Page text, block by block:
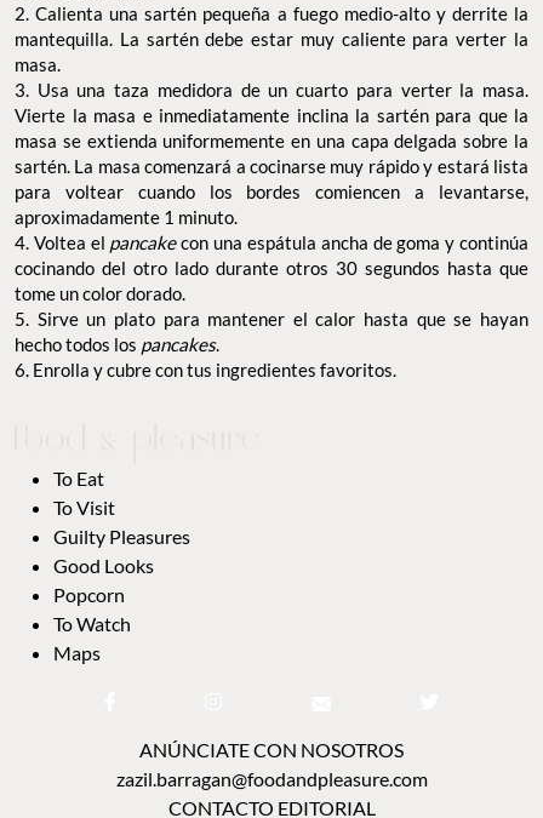
2. Calienta una sartén pequeña a fuego medio-alto y derrite la
mantequilla. La sartén debe estar muy caliente para verter la
masa.
3. Usa una taza medidora de un cuarto para verter la masa.
Vierte la masa e inmediatamente inclina la sartén para que la
masa se extienda uniformemente en una capa delgada sobre la
sartén. La masa comenzará a cocinarse muy rápido y estará lista
para voltear cuando los bordes comiencen a levantarse,
aproximadamente 1 minuto.
4. Voltea el pancakecon una espátula ancha de goma y continúa
cocinando del otro lado durante otros 30 segundos hasta que
tome un color dorado.
5. Sirve un plato para mantener el calor hasta que se hayan
hecho todos los pancakes.
6. Enrolla y cubre con tus ingredientes favoritos.
To Eat
To Visit
Guilty Pleasures
Good Looks
Popcorn
To Watch
Maps
ANÚNCIATE CON NOSOTROS
zazil.barragan@foodandpleasure.com
CONTACTO EDITORIAL